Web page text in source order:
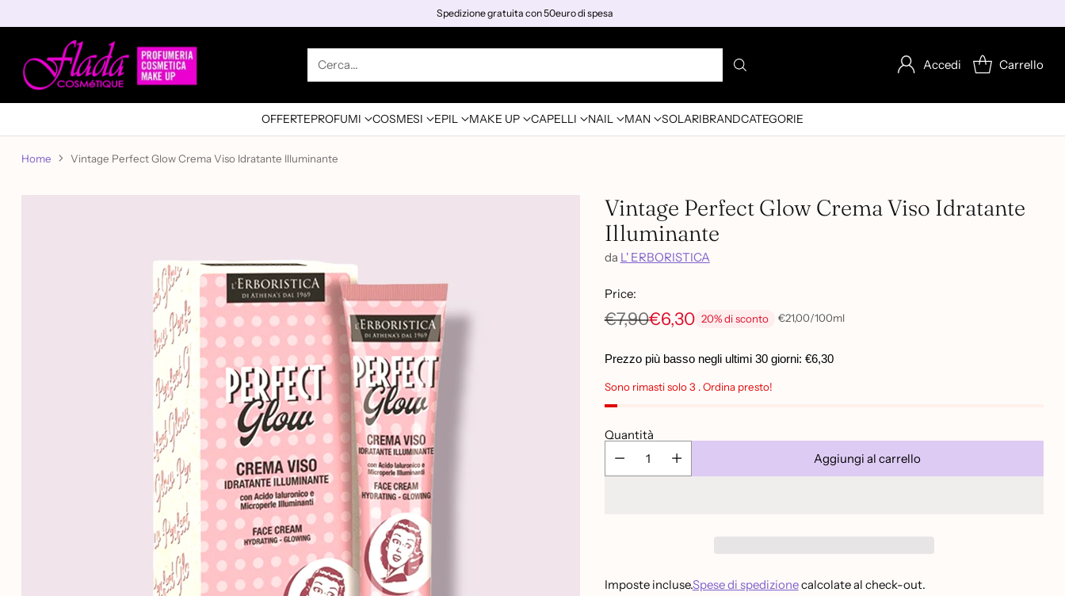
Spedizione gratuita con 50euro di spesa
Cerca… Accedi Carrello
OFFERTEPROFUMI COSMESI EPIL MAKE UP CAPELLI NAIL MAN SOLARIBRANDCATEGORIE
Home Vintage Perfect Glow Crema Viso Idratante Illuminante
Vintage Perfect Glow Crema Viso Idratante
Illuminante
da L' ERBORISTICA
Price:
Prezzo
di
listino
€7,90€6,30 20% di sconto
Prezzo
€21,00/
per 100ml
Prezzo più basso negli ultimi 30 giorni: €6,30
Sono rimasti solo 3 . Ordina presto!
Quantità
Aggiungi al carrello
Imposte incluse.Spese di spedizionecalcolate al check-out.